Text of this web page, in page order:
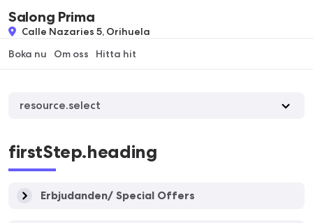
Salong Prima
Calle Nazaries 5, Orihuela
Boka nu
Om oss Hitta hit
resource.select
firstStep.heading
Erbjudanden/ Special Offers